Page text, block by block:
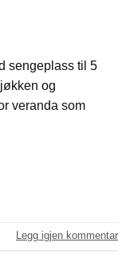
sengeplass til 5
og
veranda som
Legg igjen kommentar